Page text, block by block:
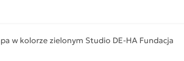
w kolorze zielonym Studio DE-HA Fundacja